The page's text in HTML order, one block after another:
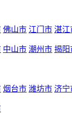
佛山市 江门市 湛江
中山市 潮州市 揭阳
烟台市 潍坊市 济宁